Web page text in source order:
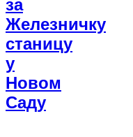
за
Железничку
станицу
у
Новом
Саду